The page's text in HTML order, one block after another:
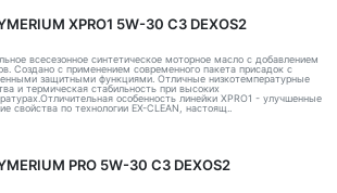
XPRO1 5W-30 C3 DEXOS2
всесезонное синтетическое моторное масло с добавлением
Создано с применением современного пакета присадок с
защитными функциями. Отличные низкотемпературные
и термическая стабильность при высоких
особенность линейки XPRO1 - улучшенные
свойства по технологии EX-CLEAN, настоящ..
PRO 5W-30 C3 DEXOS2